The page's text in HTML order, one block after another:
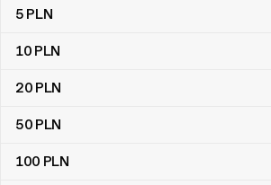
5 PLN
10 PLN
20 PLN
50 PLN
100 PLN